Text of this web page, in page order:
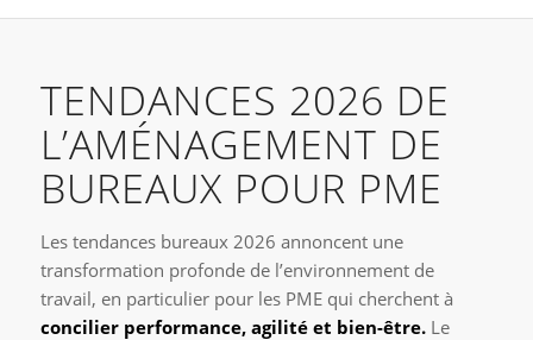
TENDANCES 2026 DE
L’AMÉNAGEMENT DE
BUREAUX POUR PME
Les tendances bureaux 2026 annoncent une
transformation profonde de l’environnement de
travail, en particulier pour les PME qui cherchent à
concilier performance, agilité et bien-être. Le